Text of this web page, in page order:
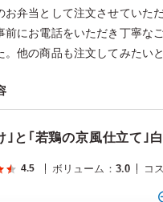
お弁当として注文させていた
前にお電話をいただき丁寧な
。他の商品も注文してみたい
｣と｢若鶏の京風仕立て｣
4.5 ボリューム ： 3.0 コ